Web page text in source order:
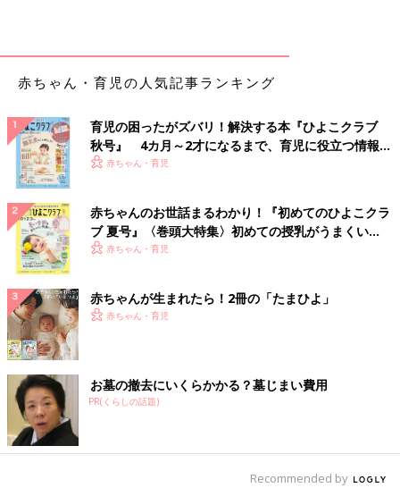
意外に多し！一目瞭然でわかりやすい手書き派
「100均で買った簡単な家計簿に自己流で記入しています。紙だ
とパッと比較できて見やすい」（とみー）
「ノートに枠を書いた手作り家計簿です。レシートは必ずもら
い、その日か翌日には記入しています。お金を使わなかった日は
可愛いシールを貼って、気持ちを高めています」（出戻り@ア
ギ）
「毎日は億劫なので、ノートに1ヶ月でどんだけ使ったか、ざっ
くり記録しています」（チャン）
「ノートに月ごとに書いています。細部は無理ですが、食費だけ
は意識してつけています」（めいちゃん）
カスタマイズできるし自動で計算のExcel派
「レシートがたまったらExcelに入力。データはUSBに保存し、
赤ちゃん・育児の人気記事ランキング
育児の困ったがズバリ！解決する本『ひよこクラブ
秋号』 4カ月～2才になるまで、育児に役立つ情報が
いっぱい！
赤ちゃん・育児
赤ちゃんのお世話まるわかり！『初めてのひよこクラ
ブ 夏号』〈巻頭大特集〉初めての授乳がうまくい
く！ おっぱい・ミルクの基本と夏のトラブル 解決テ
赤ちゃん・育児
赤ちゃんが生まれたら！2冊の「たまひよ」
赤ちゃん・育児
お墓の撤去にいくらかかる？墓じまい費用
PR(くらしの話題)
Recommended by